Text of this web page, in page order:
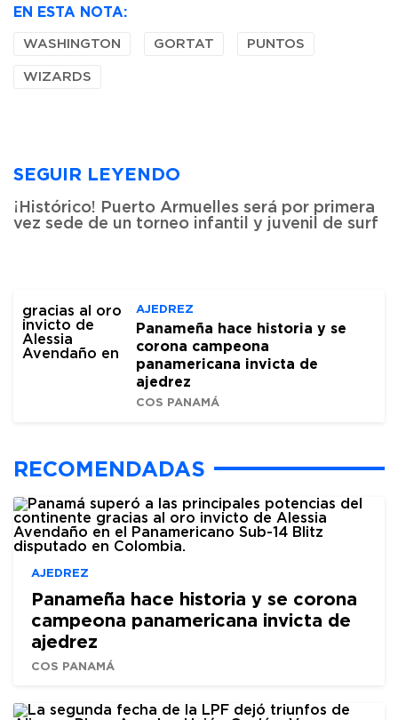
EN ESTA NOTA:
WASHINGTON GORTAT PUNTOS
WIZARDS
SEGUIR LEYENDO
¡Histórico! Puerto Armuelles será por primera
vez sede de un torneo infantil y juvenil de surf
AJEDREZ
Panameña hace historia y se
corona campeona
panamericana invicta de
ajedrez
COS PANAMÁ
RECOMENDADAS
AJEDREZ
Panameña hace historia y se corona
campeona panamericana invicta de
ajedrez
COS PANAMÁ